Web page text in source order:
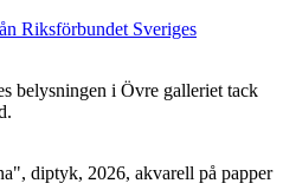
Riksförbundet Sveriges
belysningen i Övre galleriet tack
diptyk, 2026, akvarell på papper